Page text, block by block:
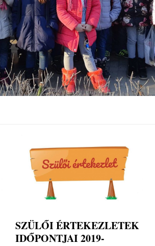
SZÜLŐI ÉRTEKEZLETEK
IDŐPONTJAI 2019-